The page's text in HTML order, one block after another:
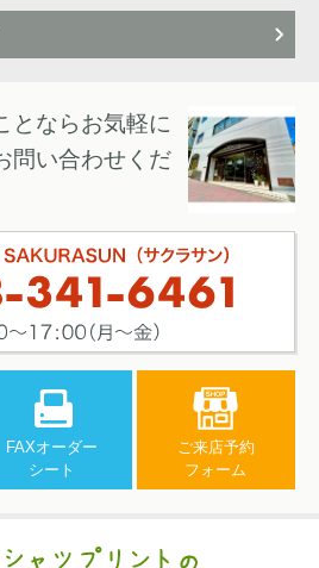
とならお気軽に
問い合わせくだ
FAXオーダー
シート
ご来店予約
フォーム